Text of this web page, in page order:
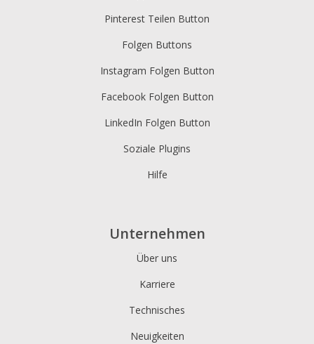
Pinterest Teilen Button
Folgen Buttons
Instagram Folgen Button
Facebook Folgen Button
LinkedIn Folgen Button
Soziale Plugins
Hilfe
Unternehmen
Über uns
Karriere
Technisches
Neuigkeiten